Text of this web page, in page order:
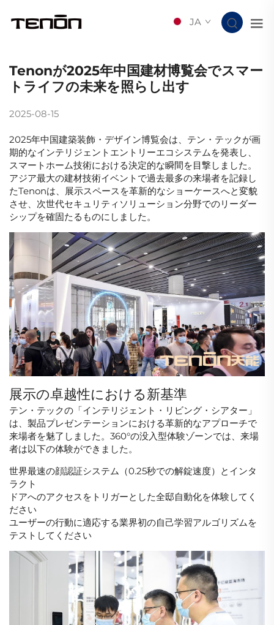
JA
Tenonが2025年中国建材博覧会でスマー
トライフの未来を照らし出す
2025-08-15
2025年中国建築装飾・デザイン博覧会は、テン・テックが画
期的なインテリジェントエントリーエコシステムを発表し、
スマートホーム技術における決定的な瞬間を目撃しました。
アジア最大の建材技術イベントで過去最多の来場者を記録し
たTenonは、展示スペースを革新的なショーケースへと変貌
させ、次世代セキュリティソリューション分野でのリーダー
シップを確固たるものにしました。
展示の卓越性における新基準
テン・テックの「インテリジェント・リビング・シアター」
は、製品プレゼンテーションにおける革新的なアプローチで
来場者を魅了しました。360°の没入型体験ゾーンでは、来場
者は以下の体験ができました。
世界最速の顔認証システム（0.25秒での解錠速度）とインタ
ラクト
ドアへのアクセスをトリガーとした全邸自動化を体験してく
ださい
ユーザーの行動に適応する業界初の自己学習アルゴリズムを
テストしてください